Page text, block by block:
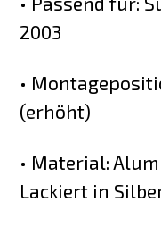
2003
•
(erhöht)
• Material:
Lackiert in